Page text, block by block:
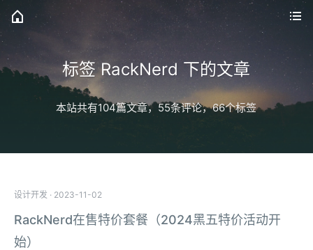
标签 RackNerd 下的文章
本站共有104篇文章，55条评论，66个标签
设计开发 · 2023-11-02
RackNerd在售特价套餐（2024黑五特价活动开
始）